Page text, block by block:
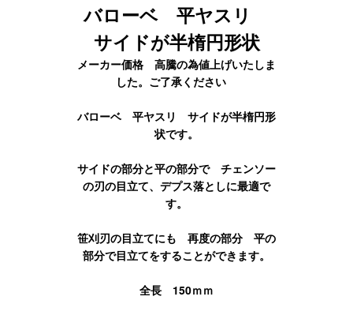
バローベ 平ヤスリ
サイドが半楕円形状
メーカー価格 高騰の為値上げいたしま
した。ご了承ください
バローベ 平ヤスリ サイドが半楕円形
状です。
サイドの部分と平の部分で チェンソー
の刃の目立て、デプス落としに最適で
す。
笹刈刃の目立てにも 再度の部分 平の
部分で目立てをすることができます。
全長 150ｍｍ